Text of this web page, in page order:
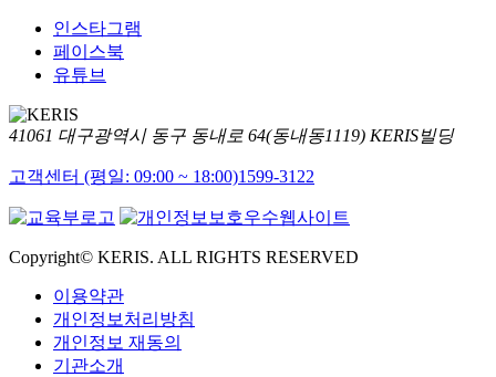
인스타그램
페이스북
유튜브
41061 대구광역시 동구 동내로 64(동내동1119) KERIS빌딩
고객센터 (평일: 09:00 ~ 18:00)1599-3122
Copyright© KERIS. ALL RIGHTS RESERVED
이용약관
개인정보처리방침
개인정보 재동의
기관소개